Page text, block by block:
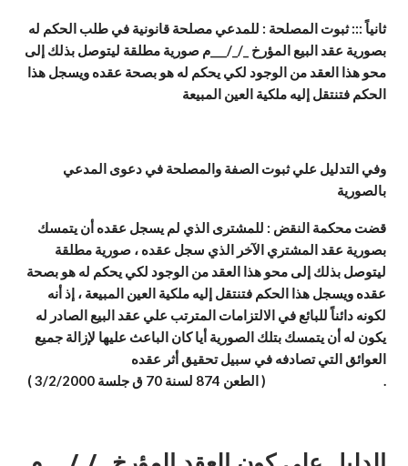
ثانياً ::: ثبوت المصلحة : للمدعي مصلحة قانونية في طلب الحكم له
بصورية عقد البيع المؤرخ _/_/___م صورية مطلقة ليتوصل بذلك إلى
محو هذا العقد من الوجود لكي يحكم له هو بصحة عقده ويسجل هذا
الحكم فتنتقل إليه ملكية العين المبيعة
وفي التدليل علي ثبوت الصفة والمصلحة في دعوى المدعي
بالصورية
قضت محكمة النقض : للمشترى الذي لم يسجل عقده أن يتمسك
بصورية عقد المشتري الآخر الذي سجل عقده ، صورية مطلقة
ليتوصل بذلك إلى محو هذا العقد من الوجود لكي يحكم له هو بصحة
عقده ويسجل هذا الحكم فتنتقل إليه ملكية العين المبيعة ، إذ أنه
لكونه دائناً للبائع في الالتزامات المترتب علي عقد البيع الصادر له
يكون له أن يتمسك بتلك الصورية أيا كان الباعث عليها لإزالة جميع
العوائق التي تصادفه في سبيل تحقيق أثر عقده
. ( الطعن 874 لسنة 70 ق جلسة 3/2/2000 )